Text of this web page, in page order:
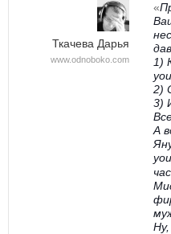
Ткачева Дарья
www.odnoboko.com
«
1)
2)
3)
А